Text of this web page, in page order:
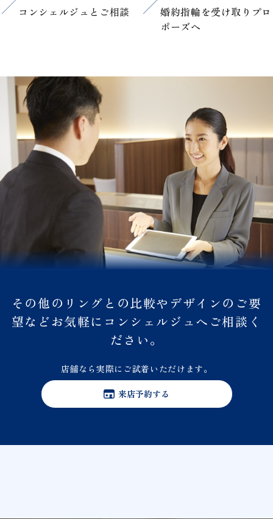
コンシェルジュと ご相談 婚約指輪を受け取りプロ
ポーズへ
その他のリングとの比較やデザインのご要
望などお気軽にコンシェルジュへご相談く
ださい。
店舗なら実際にご試着いただけます。
来店予約する